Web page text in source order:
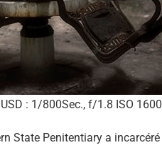
: 1/800Sec., f/1.8 ISO
State Penitentiary a